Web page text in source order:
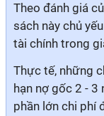
Theo đánh giá
sách này chủ
tài chính trong
Thực tế, những
hạn nợ gốc 2 -
phần lớn chi phí